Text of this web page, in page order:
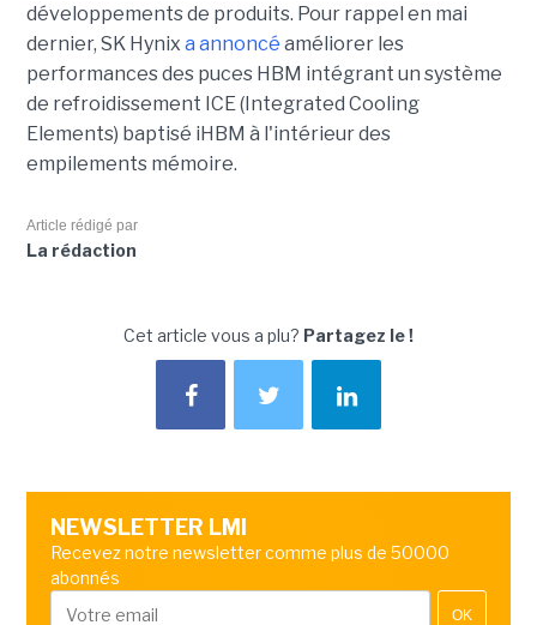
développements de produits. Pour rappel en mai
dernier, SK Hynix a annoncé améliorer les
performances des puces HBM intégrant un système
de refroidissement ICE (Integrated Cooling
Elements) baptisé iHBM à l'intérieur des
empilements mémoire.
Article rédigé par
La rédaction
Cet article vous a plu? Partagez le !
NEWSLETTER LMI
Recevez notre newsletter comme plus de 50000
abonnés
OK